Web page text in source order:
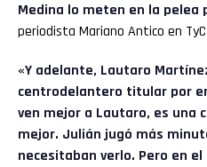
Medina lo meten en la pelea
periodista Mariano Antico en
«Y adelante, Lautaro
centrodelantero titular por
ven mejor a Lautaro, es una
mejor. Julián jugó más
necesitaban verlo. Pero en